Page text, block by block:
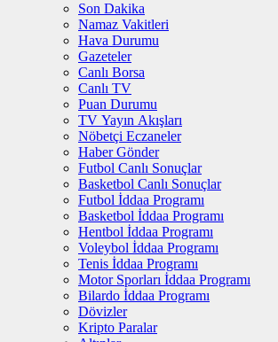
Son Dakika
Namaz Vakitleri
Hava Durumu
Gazeteler
Canlı Borsa
Canlı TV
Puan Durumu
TV Yayın Akışları
Nöbetçi Eczaneler
Haber Gönder
Futbol Canlı Sonuçlar
Basketbol Canlı Sonuçlar
Futbol İddaa Programı
Basketbol İddaa Programı
Hentbol İddaa Programı
Voleybol İddaa Programı
Tenis İddaa Programı
Motor Sporları İddaa Programı
Bilardo İddaa Programı
Dövizler
Kripto Paralar